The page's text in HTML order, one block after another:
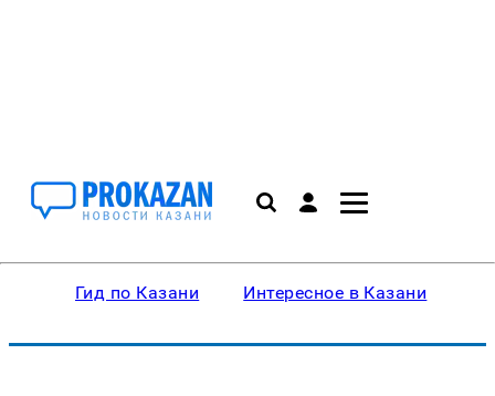
Гид по Казани Интересное в Казани